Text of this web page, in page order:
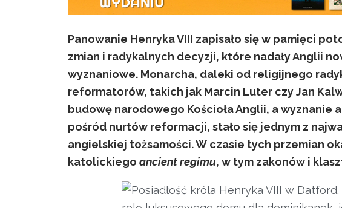
Panowanie Henryka VIII zapisało się w pamięci
zmian i radykalnych decyzji, które nadały Anglii
wyznaniowe. Monarcha, daleki od religijnego
reformatorów, takich jak Marcin Luter czy Jan
budowę narodowego Kościoła Anglii, a wyznanie
pośród nurtów reformacji, stało się jednym z
angielskiej tożsamości. W czasie tych przemian
katolickiego ancient regimu, w tym zakonów i